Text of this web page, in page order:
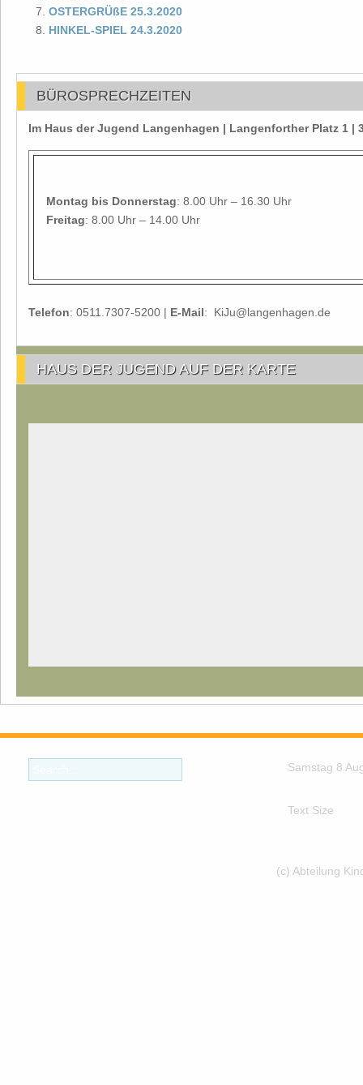
OSTERGRÜßE 25.3.2020
HINKEL-SPIEL 24.3.2020
BÜROSPRECHZEITEN
Im Haus der Jugend Langenhagen | Langenforther Platz 1 |
Montag bis Donnerstag: 8.00 Uhr – 16.30 Uhr
Freitag: 8.00 Uhr – 14.00 Uhr
Telefon: 0511.7307-5200 | E-Mail: KiJu@langenhagen.de
HAUS DER JUGEND AUF DER KARTE
Samstag 8
Text Size
(c) Abteilung